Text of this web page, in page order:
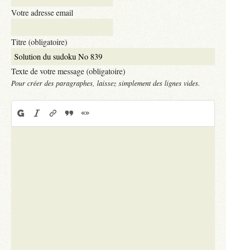
Votre adresse email
Titre (obligatoire)
Texte de votre message (obligatoire)
Pour créer des paragraphes, laissez simplement des lignes vides.